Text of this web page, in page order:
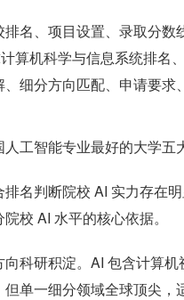
名、项目设置、录取分
算机科学与信息系统排名
细分方向匹配、申请要求
人工智能专业最好的大学五
名判断院校 AI 实力存在
校 AI 水平的核心依据。
科研积淀。AI 包含计算
单一细分领域全球顶尖，